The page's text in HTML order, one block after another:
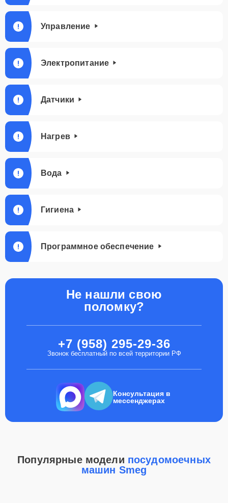
Управление
Электропитание
Датчики
Нагрев
Вода
Гигиена
Программное обеспечение
Не нашли свою
поломку?
+7 (958) 295-29-36
Звонок бесплатный по всей территории РФ
Консультация в
мессенджерах
Популярные модели посудомоечных
машин Smeg